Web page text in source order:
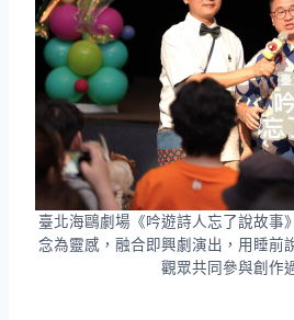
臺北海鷗劇場《吟遊詩人忘了說故事
念為靈感，融合即興劇演出，用睡前
觀眾共同參與創作